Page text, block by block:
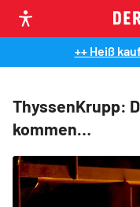
++ Heiß
ThyssenKrupp:
kommen…